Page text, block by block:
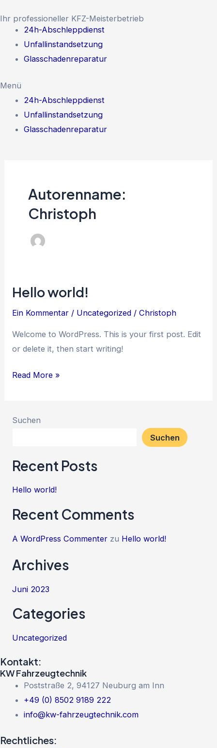
Inhalt
Ihr professioneller KFZ-Meisterbetrieb
24h-Abschleppdienst
Unfallinstandsetzung
Glasschadenreparatur
Menü
24h-Abschleppdienst
Unfallinstandsetzung
Glasschadenreparatur
Autorenname:
Christoph
Hello world!
Ein Kommentar / Uncategorized /Christoph
Welcome to WordPress. This is your first post. Edit
or delete it, then start writing!
Hello
Read More »
Suchen
Suchen
Recent Posts
Hello world!
Recent Comments
A WordPress Commenter zu Hello world!
Archives
Juni 2023
Categories
Uncategorized
Kontakt:
KW Fahrzeugtechnik
Poststraße 2, 94127 Neuburg am Inn
+49 (0) 8502 9189 222
info@kw-fahrzeugtechnik.com
Rechtliches: